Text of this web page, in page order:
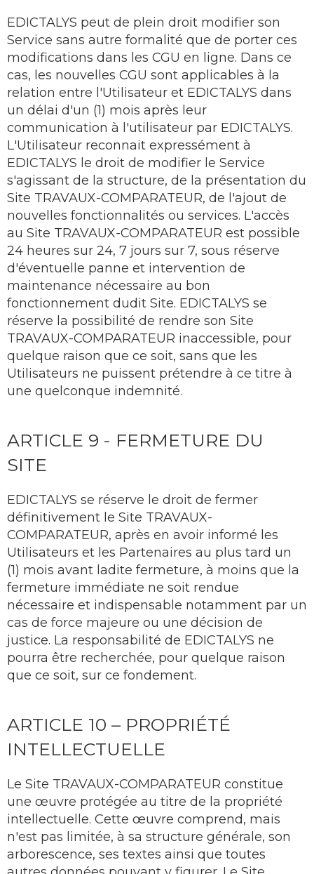
EDICTALYS peut de plein droit modifier son
Service sans autre formalité que de porter ces
modifications dans les CGU en ligne. Dans ce
cas, les nouvelles CGU sont applicables à la
relation entre l'Utilisateur et EDICTALYS dans
un délai d'un (1) mois après leur
communication à l'utilisateur par EDICTALYS.
L'Utilisateur reconnait expressément à
EDICTALYS le droit de modifier le Service
s'agissant de la structure, de la présentation du
Site TRAVAUX-COMPARATEUR, de l'ajout de
nouvelles fonctionnalités ou services. L'accès
au Site TRAVAUX-COMPARATEUR est possible
24 heures sur 24, 7 jours sur 7, sous réserve
d'éventuelle panne et intervention de
maintenance nécessaire au bon
fonctionnement dudit Site. EDICTALYS se
réserve la possibilité de rendre son Site
TRAVAUX-COMPARATEUR inaccessible, pour
quelque raison que ce soit, sans que les
Utilisateurs ne puissent prétendre à ce titre à
une quelconque indemnité.
ARTICLE 9 - FERMETURE DU
SITE
EDICTALYS se réserve le droit de fermer
définitivement le Site TRAVAUX-
COMPARATEUR, après en avoir informé les
Utilisateurs et les Partenaires au plus tard un
(1) mois avant ladite fermeture, à moins que la
fermeture immédiate ne soit rendue
nécessaire et indispensable notamment par un
cas de force majeure ou une décision de
justice. La responsabilité de EDICTALYS ne
pourra être recherchée, pour quelque raison
que ce soit, sur ce fondement.
ARTICLE 10 – PROPRIÉTÉ
INTELLECTUELLE
Le Site TRAVAUX-COMPARATEUR constitue
une œuvre protégée au titre de la propriété
intellectuelle. Cette œuvre comprend, mais
n'est pas limitée, à sa structure générale, son
arborescence, ses textes ainsi que toutes